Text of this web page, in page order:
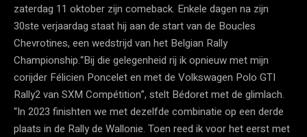
zaterdag 11 oktober zijn comeback. Enkele dagen na zijn
30ste verjaardag staat hij aan de start van de Boucles
Chevrotines, een wedstrijd van het Belgian Rally
Championship.“Bij die gelegenheid rij ik opnieuw met mijn
corijder Félicien Poncelet en met de Volkswagen Polo GTI
Rally2 van SXM Compétition”, stelt Bédoret met de glimlach.
“In 2023 finishten we met dezelfde combinatie op een derde
plaats in de Rally de Wallonie. Toen reed ik voor het eerst met